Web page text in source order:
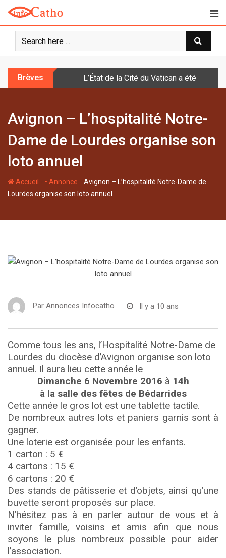
o
Brèves L’État de la Cité du Vatican a été doté
Avignon – L’hospitalité Notre-
Dame de Lourdes organise son
loto annuel
Accueil - • Annonce -Avignon – L’hospitalité Notre-Dame de
Lourdes organise son loto annuel
Par Annonces Infocatho Il y a 10 ans
Comme tous les ans, l’Hospitalité Notre-Dame de
Lourdes du diocèse d’Avignon organise son loto
annuel. Il aura lieu cette année le
Dimanche 6 Novembre 2016 à 14h
à la salle des fêtes de Bédarrides
Cette année le gros lot est une tablette tactile.
De nombreux autres lots et paniers garnis sont à
gagner.
Une loterie est organisée pour les enfants.
1 carton : 5 €
4 cartons : 15 €
6 cartons : 20 €
Des stands de pâtisserie et d’objets, ainsi qu’une
buvette seront proposés sur place.
N’hésitez pas à en parler autour de vous et à
inviter famille, voisins et amis afin que nous
soyons le plus nombreux possible pour aider
l’association.